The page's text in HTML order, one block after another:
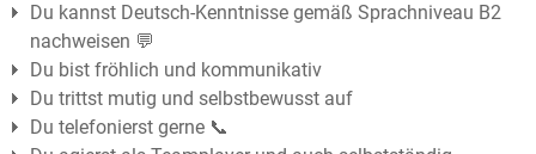
Du kannst Deutsch-Kenntnisse gemäß Sprachniveau B2
nachweisen 💬
Du bist fröhlich und kommunikativ
Du trittst mutig und selbstbewusst auf
Du telefonierst gerne 📞